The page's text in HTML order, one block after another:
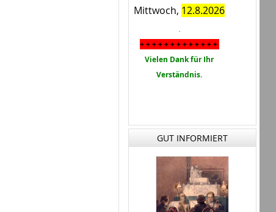
Mittwoch, 12.8.2026
.
+ + + + + + + + + + + + +
Vielen Dank für Ihr
Verständnis.
GUT INFORMIERT